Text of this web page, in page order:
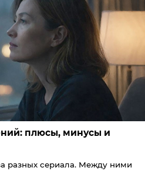
плюсы, минусы и
разных сериала. Между ними